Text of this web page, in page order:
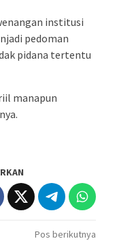
institusi
pedoman
pidana tertentu
manapun
Pos berikutnya